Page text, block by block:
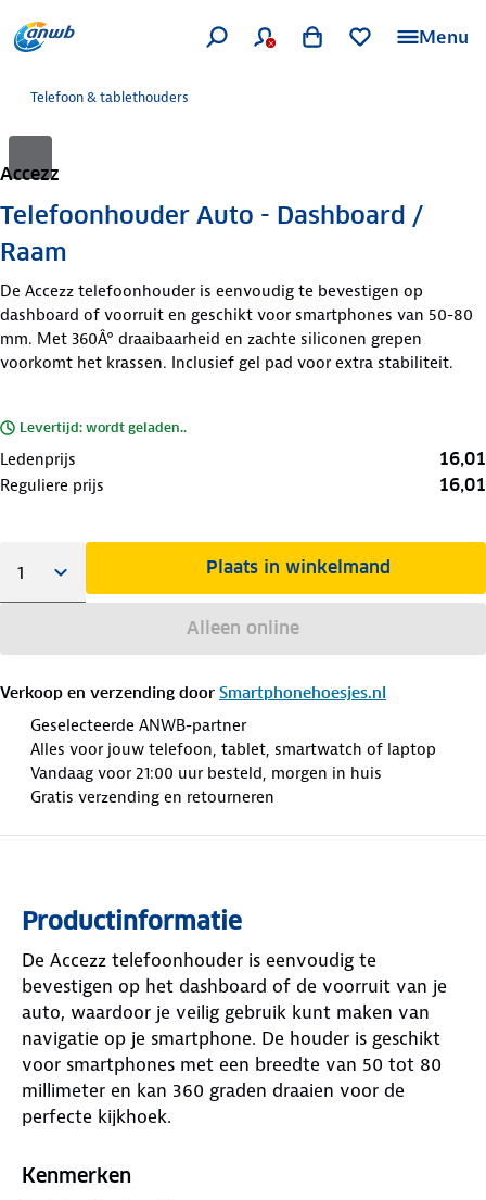
Menu
Telefoon & tablethouders
Accezz
Telefoonhouder Auto - Dashboard /
Raam
De Accezz telefoonhouder is eenvoudig te bevestigen op
dashboard of voorruit en geschikt voor smartphones van 50-80
mm. Met 360Â° draaibaarheid en zachte siliconen grepen
voorkomt het krassen. Inclusief gel pad voor extra stabiliteit.
Levertijd: wordt geladen..
Ledenprijs 16,01
Reguliere prijs 16,01
Plaats in winkelmand
Alleen online
Verkoop en verzending door Smartphonehoesjes.nl
Geselecteerde ANWB-partner
Alles voor jouw telefoon, tablet, smartwatch of laptop
Vandaag voor 21:00 uur besteld, morgen in huis
Gratis verzending en retourneren
Productinformatie
De Accezz telefoonhouder is eenvoudig te
bevestigen op het dashboard of de voorruit van je
auto, waardoor je veilig gebruik kunt maken van
navigatie op je smartphone. De houder is geschikt
voor smartphones met een breedte van 50 tot 80
millimeter en kan 360 graden draaien voor de
perfecte kijkhoek.
De grepen zijn gemaakt van zacht siliconen
Kenmerken